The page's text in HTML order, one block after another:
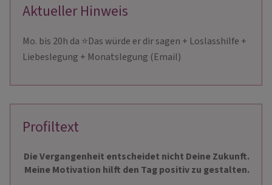
Aktueller Hinweis
Mo. bis 20h da ⭐Das würde er dir sagen + Loslasshilfe +
Liebeslegung + Monatslegung (Email)
Profiltext
Die Vergangenheit entscheidet nicht Deine Zukunft.
Meine Motivation hilft den Tag positiv zu gestalten.